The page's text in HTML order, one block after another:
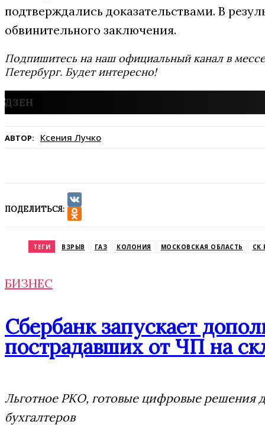
подтверждались доказательствами. В
обвинительного заключения.
Подпишитесь на наш официальный канал в
Петербург. Будет интересно!
АВТОР: Ксения Лучко
ПОДЕЛИТЬСЯ:
VK
ТЕГИ ВЗРЫВ ГАЗ КОЛОНИЯ МОСКОВСКАЯ ОБЛАСТЬ СК
БИЗНЕС
Сбербанк запускает
пострадавших от ЧП на
Льготное РКО, готовые цифровые решения
бухгалтеров